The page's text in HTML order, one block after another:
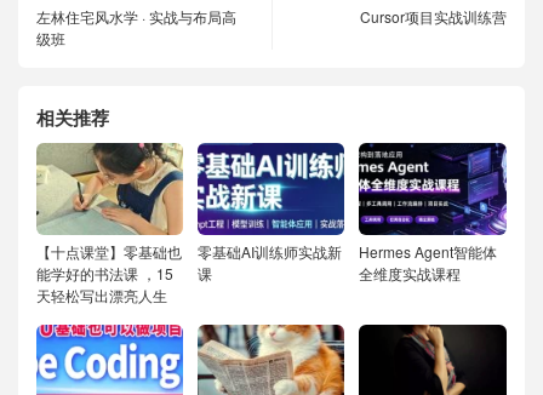
左林住宅风水学 · 实战与布局高
级班
Cursor项目实战训练营
相关推荐
【十点课堂】零基础也
能学好的书法课 ，15
天轻松写出漂亮人生
零基础AI训练师实战新
课
Hermes Agent智能体
全维度实战课程